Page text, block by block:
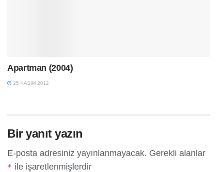
Apartman (2004)
25 KASIM 2012
Bir yanıt yazın
E-posta adresiniz yayınlanmayacak. Gerekli alanlar
* ile işaretlenmişlerdir